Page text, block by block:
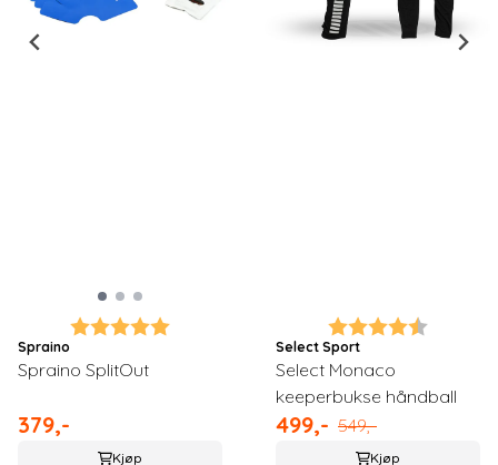
Karakter:
Spraino
Spraino SplitOut
379,-
Kjøp
Karakter:
Select Sport
Select Monaco
keeperbukse håndball
499,- 549,-
Kjøp